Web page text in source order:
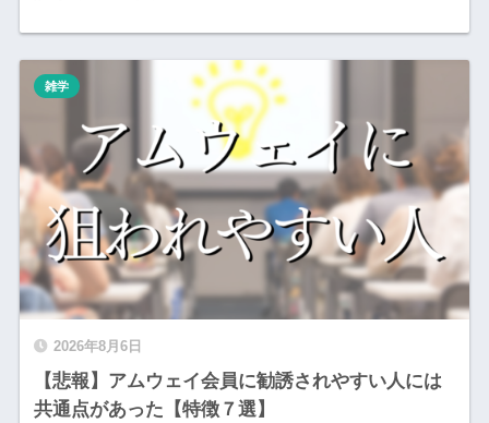
2026年8月6日
【悲報】アムウェイ会員に勧誘されやすい人には
共通点があった【特徴７選】
雑学